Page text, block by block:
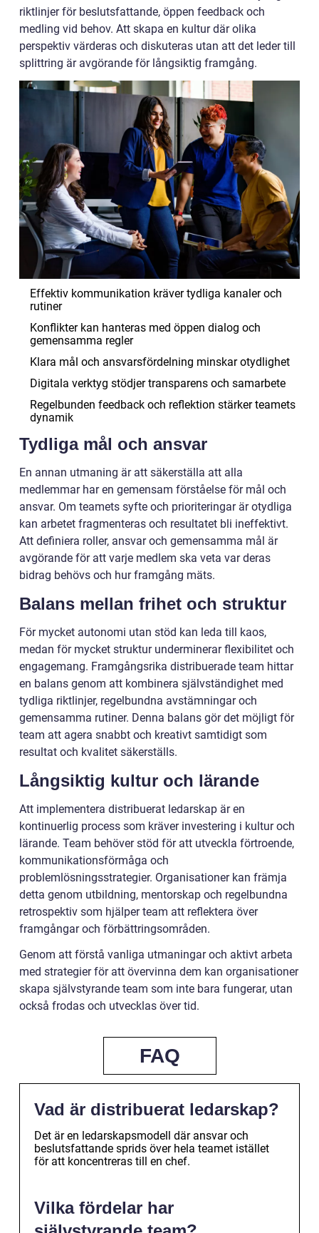
riktlinjer för beslutsfattande, öppen feedback och
medling vid behov. Att skapa en kultur där olika
perspektiv värderas och diskuteras utan att det leder till
splittring är avgörande för långsiktig framgång.
Effektiv kommunikation kräver tydliga kanaler och
rutiner
Konflikter kan hanteras med öppen dialog och
gemensamma regler
Klara mål och ansvarsfördelning minskar otydlighet
Digitala verktyg stödjer transparens och samarbete
Regelbunden feedback och reflektion stärker teamets
dynamik
Tydliga mål och ansvar
En annan utmaning är att säkerställa att alla
medlemmar har en gemensam förståelse för mål och
ansvar. Om teamets syfte och prioriteringar är otydliga
kan arbetet fragmenteras och resultatet bli ineffektivt.
Att definiera roller, ansvar och gemensamma mål är
avgörande för att varje medlem ska veta var deras
bidrag behövs och hur framgång mäts.
Balans mellan frihet och struktur
För mycket autonomi utan stöd kan leda till kaos,
medan för mycket struktur underminerar flexibilitet och
engagemang. Framgångsrika distribuerade team hittar
en balans genom att kombinera självständighet med
tydliga riktlinjer, regelbundna avstämningar och
gemensamma rutiner. Denna balans gör det möjligt för
team att agera snabbt och kreativt samtidigt som
resultat och kvalitet säkerställs.
Långsiktig kultur och lärande
Att implementera distribuerat ledarskap är en
kontinuerlig process som kräver investering i kultur och
lärande. Team behöver stöd för att utveckla förtroende,
kommunikationsförmåga och
problemlösningsstrategier. Organisationer kan främja
detta genom utbildning, mentorskap och regelbundna
retrospektiv som hjälper team att reflektera över
framgångar och förbättringsområden.
Genom att förstå vanliga utmaningar och aktivt arbeta
med strategier för att övervinna dem kan organisationer
skapa självstyrande team som inte bara fungerar, utan
också frodas och utvecklas över tid.
FAQ
Vad är distribuerat ledarskap?
Det är en ledarskapsmodell där ansvar och
beslutsfattande sprids över hela teamet istället
för att koncentreras till en chef.
Vilka fördelar har